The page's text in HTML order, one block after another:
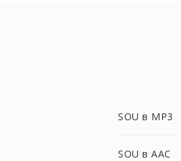
SOU в MP3
SOU в AAC